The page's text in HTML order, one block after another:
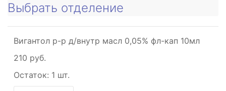
Выбрать отделение
Вигантол р-р д/внутр масл 0,05% фл-кап 10мл
210 руб.
Остаток: 1 шт.